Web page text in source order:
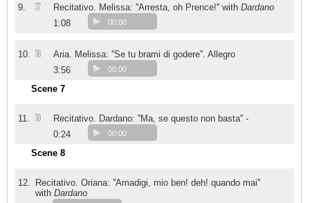
9. 37 Recitativo. Melissa: ''Arresta, oh Prence!'' with Dardano
1:08
00:00
10. 38
Aria. Melissa: ''Se tu brami di godere''. Allegro
3:56
00:00
Scene 7
11. 39
Recitativo. Dardano: ''Ma, se questo non basta'' -
0:24
00:00
Scene 8
12.
Recitativo. Oriana: ''Amadigi, mio ben! deh! quando mai''
with Dardano